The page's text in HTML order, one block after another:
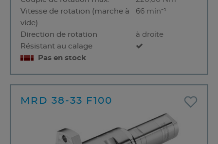
Vitesse de rotation (marche à
vide)
66 min⁻¹
Direction de rotation
à droite
Résistant au calage
Pas en stock
MRD 38-33 F100